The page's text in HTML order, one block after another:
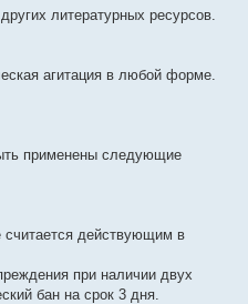
литературных ресурсов.
агитация в любой форме.
применены следующие
действующим в
при наличии двух
бан на срок 3 дня.